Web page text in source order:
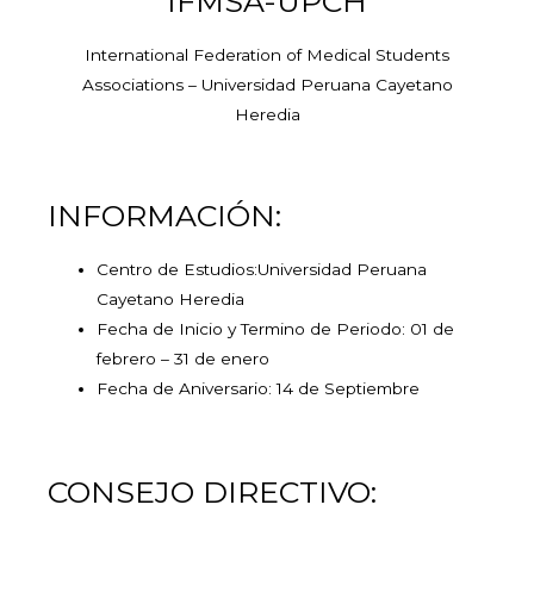
International Federation of Medical Students
Associations – Universidad Peruana Cayetano
Heredia
INFORMACIÓN:
Centro de Estudios:Universidad Peruana
Cayetano Heredia
Fecha de Inicio y Termino de Periodo: 01 de
febrero – 31 de enero
Fecha de Aniversario: 14 de Septiembre
CONSEJO DIRECTIVO: